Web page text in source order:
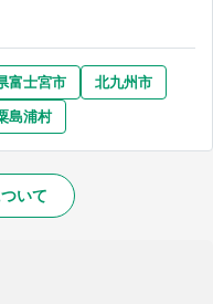
富士宮市
北九州市
島浦村
いて